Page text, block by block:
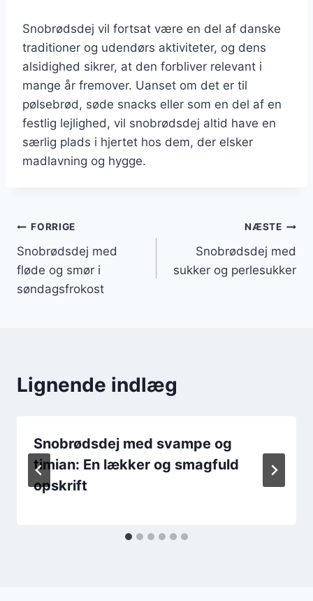
Snobrødsdej vil fortsat være en del af danske
traditioner og udendørs aktiviteter, og dens
alsidighed sikrer, at den forbliver relevant i
mange år fremover. Uanset om det er til
pølsebrød, søde snacks eller som en del af en
festlig lejlighed, vil snobrødsdej altid have en
særlig plads i hjertet hos dem, der elsker
madlavning og hygge.
Indlægsnavigation
FORRIGE
Snobrødsdej med
fløde og smør i
søndagsfrokost
NÆSTE
Snobrødsdej med
sukker og perlesukker
Lignende indlæg
Snobrødsdej med svampe og
timian: En lækker og smagfuld
opskrift